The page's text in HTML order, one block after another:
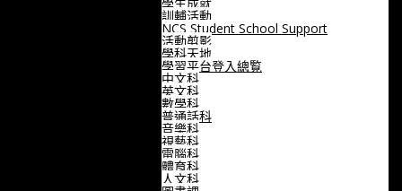
訓輔活動
NCS Student School Support
活動剪影
學科天地
學習平台登入總覧
中文科
英文科
數學科
普通話科
音樂科
視藝科
電腦科
體育科
人文科